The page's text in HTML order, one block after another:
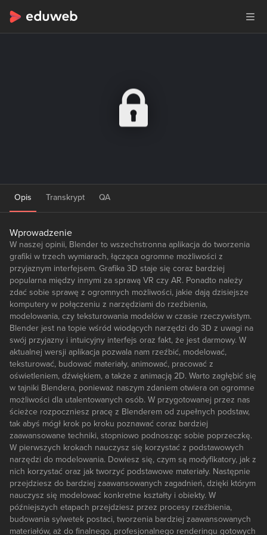
Opis Transkrypt QA
Wprowadzenie
W naszej opinii, Blender to wszechstronna aplikacja do tworzenia
grafiki w trzech wymiarach, łącząca ogromne możliwości z
przyjaznym interfejsem. Grafika 3D staje się coraz bardziej
popularna między innymi za sprawą VR czy AR. Ponadto należy
zdać sobie sprawę z ogromnych możliwości, jakie dają dzisiejsze
komputery w połączeniu z narzędziami do rzeźbienia,
modelowania, czy teksturowania modelów w czasie rzeczywistym.
Blender jest na topie wśród wiodących narzędzi do 3D z uwagi na
swój przyjazny i intuicyjny interfejs oraz fakt, że jest darmowy. W
aktualnej wersji aplikacja pozwala nam rzeźbić, modelować,
teksturować, budować materiały, animować, pracować z
oświetleniem, dźwiękiem, a także z animacją 2D. Warto zagłębić się
w tajniki Blendera, ponieważ naszym zdaniem otwiera on ogromne
możliwości dla utalentowanych osób. W przygotowanej przez nas
ścieżce rozpoczniesz pracę z Blenderem od zupełnych podstaw,
tak abyś mógł krok po kroku poznawać coraz bardziej
zaawansowane techniki, stopniowo podnosząc sobie poprzeczkę.
W pierwszych krokach nauczysz się korzystać z podstawowych
narzędzi do modelowania. Dowiesz się, czym są modyfikatory, jak z
nich korzystać oraz jak tworzyć podstawowe materiały. Następnie
przejdziesz do bardziej zaawansowanych zagadnień, dzięki którym
nauczysz się modelować konkretne kształty i obiekty. W
późniejszych etapach przejdziesz przez procesy rzeźbienia,
budowania sylwetek postaci, tworzenia bardziej zaawansowanych
materiałów, aż do finalnego, profesjonalnego renderingu gotowych